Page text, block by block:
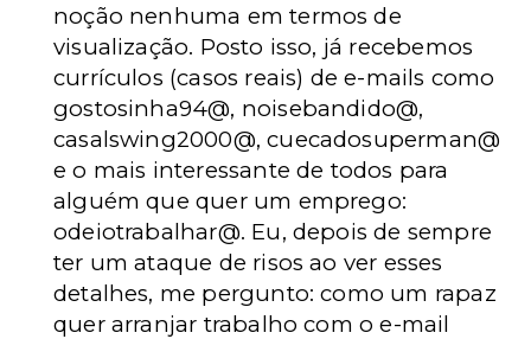
noção nenhuma em termos de
visualização. Posto isso, já recebemos
currículos (casos reais) de e-mails como
gostosinha94@, noisebandido@,
casalswing2000@, cuecadosuperman@
e o mais interessante de todos para
alguém que quer um emprego:
odeiotrabalhar@. Eu, depois de sempre
ter um ataque de risos ao ver esses
detalhes, me pergunto: como um rapaz
quer arranjar trabalho com o e-mail